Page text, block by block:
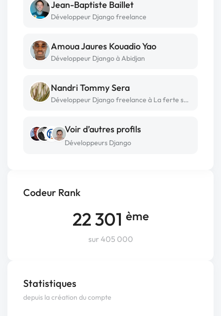
Codeur Rank
22 301 ème
sur 405 000
Statistiques
depuis la création du compte
Jean-Baptiste Baillet
Développeur Django freelance
Amoua Jaures Kouadio Yao
Développeur Django à Abidjan
Nandri Tommy Sera
Développeur Django freelance à La ferte sous jouarre
Voir d’autres profils
Développeurs Django